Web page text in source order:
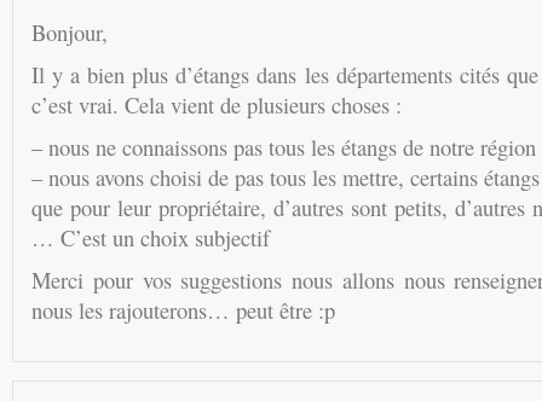
Bonjour,
Il y a bien plus d’étangs dans les départements cités
c’est vrai. Cela vient de plusieurs choses :
– nous ne connaissons pas tous les étangs de notre région
– nous avons choisi de pas tous les mettre, certains
que pour leur propriétaire, d’autres sont petits, d’autres
… C’est un choix subjectif
Merci pour vos suggestions nous allons nous
nous les rajouterons… peut être :p